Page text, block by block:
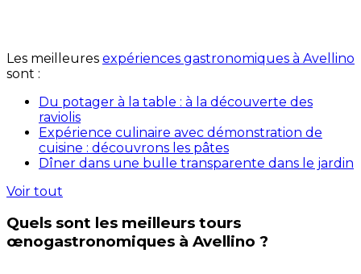
Les meilleures expériences gastronomiques à Avellino
sont :
Du potager à la table : à la découverte des
raviolis
Expérience culinaire avec démonstration de
cuisine : découvrons les pâtes
Dîner dans une bulle transparente dans le jardin
Voir tout
Quels sont les meilleurs tours
œnogastronomiques à Avellino ?